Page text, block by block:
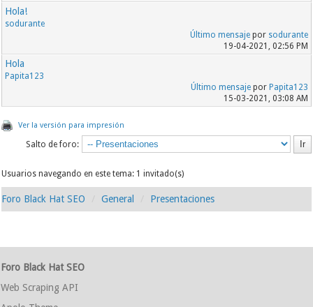
Hola!
sodurante
Último mensajepor sodurante
19-04-2021, 02:56 PM
Hola
Papita123
Último mensajepor Papita123
15-03-2021, 03:08 AM
Ver la versión para impresión
Salto de foro:
Usuarios navegando en este tema: 1 invitado(s)
Foro Black Hat SEO General Presentaciones
Foro Black Hat SEO
Web Scraping API